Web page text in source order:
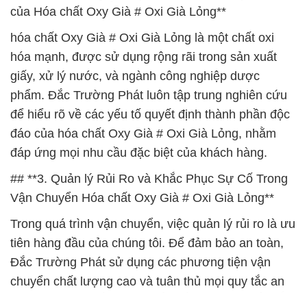
của Hóa chất Oxy Già # Oxi Già Lỏng**
hóa chất Oxy Già # Oxi Già Lỏng là một chất oxi
hóa mạnh, được sử dụng rộng rãi trong sản xuất
giấy, xử lý nước, và ngành công nghiệp dược
phẩm. Đắc Trường Phát luôn tập trung nghiên cứu
để hiểu rõ về các yếu tố quyết định thành phần độc
đáo của hóa chất Oxy Già # Oxi Già Lỏng, nhằm
đáp ứng mọi nhu cầu đặc biệt của khách hàng.
## **3. Quản lý Rủi Ro và Khắc Phục Sự Cố Trong
Vận Chuyển Hóa chất Oxy Già # Oxi Già Lỏng**
Trong quá trình vận chuyển, việc quản lý rủi ro là ưu
tiên hàng đầu của chúng tôi. Để đảm bảo an toàn,
Đắc Trường Phát sử dụng các phương tiện vận
chuyển chất lượng cao và tuân thủ mọi quy tắc an